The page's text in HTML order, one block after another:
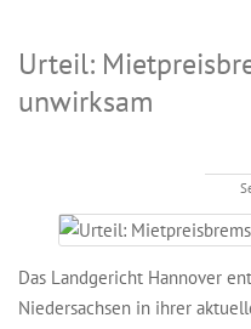
Urteil:
unwirksam
Das Landgericht Hannover
Niedersachsen in ihrer